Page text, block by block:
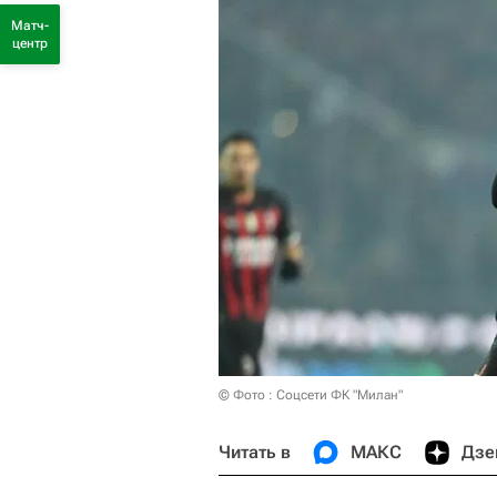
© Фото : Соцсети ФК "Милан"
Читать в МАКС
Матч-
центр